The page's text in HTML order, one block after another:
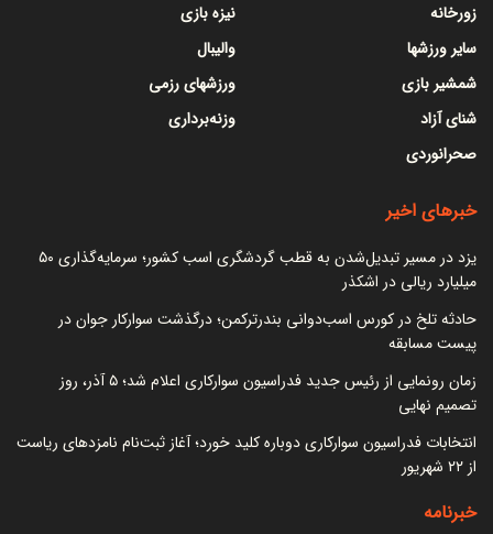
زورخانه
سایر ورزشها
شمشیر بازی
شنای آزاد
صحرانوردی
نیزه بازی
والیبال
ورزشهای رزمی
وزنه‌برداری
خبرهای اخیر
یزد در مسیر تبدیل‌شدن به قطب گردشگری اسب کشور؛ سرمایه‌گذاری ۵۰
میلیارد ریالی در اشکذر
حادثه تلخ در کورس اسب‌دوانی بندرترکمن؛ درگذشت سوارکار جوان در
پیست مسابقه
زمان رونمایی از رئیس جدید فدراسیون سوارکاری اعلام شد؛ ۵ آذر، روز
تصمیم نهایی
انتخابات فدراسیون سوارکاری دوباره کلید خورد؛ آغاز ثبت‌نام نامزدهای ریاست
از ۲۲ شهریور
خبرنامه